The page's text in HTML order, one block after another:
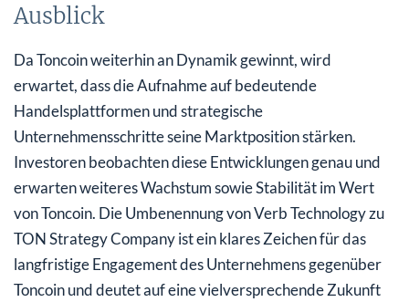
Ausblick
Da Toncoin weiterhin an Dynamik gewinnt, wird
erwartet, dass die Aufnahme auf bedeutende
Handelsplattformen und strategische
Unternehmensschritte seine Marktposition stärken.
Investoren beobachten diese Entwicklungen genau und
erwarten weiteres Wachstum sowie Stabilität im Wert
von Toncoin. Die Umbenennung von Verb Technology zu
TON Strategy Company ist ein klares Zeichen für das
langfristige Engagement des Unternehmens gegenüber
Toncoin und deutet auf eine vielversprechende Zukunft